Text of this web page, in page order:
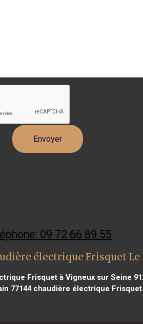
09 72 66 89 55
électrique Frisquet Le
Frisquet à Vigneux sur Seine
77144chaudière électrique Frisquet